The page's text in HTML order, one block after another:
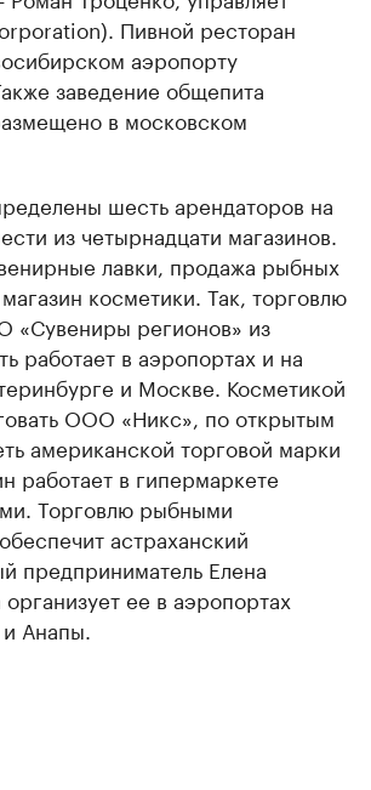
Пивной ресторан
аэропорту
заведение общепита
в московском
шесть арендаторов на
из четырнадцати магазинов.
лавки, продажа рыбных
косметики. Так, торговлю
«Сувениры регионов» из
работает в аэропортах и на
и Москве. Косметикой
ООО «Никс», по открытым
американской торговой марки
работает в гипермаркете
Торговлю рыбными
астраханский
предприниматель Елена
ее в аэропортах
Анапы.